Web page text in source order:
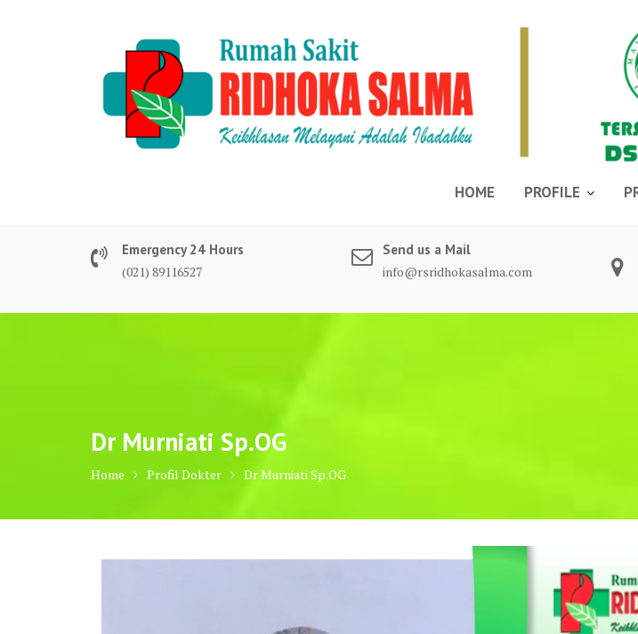
HOME PROFILE
Emergency 24 Hours
(021) 89116527
Send us a Mail
info@rsridhokasalma.com
Dr Murniati Sp.OG
Home Profil Dokter Dr Murniati Sp.OG